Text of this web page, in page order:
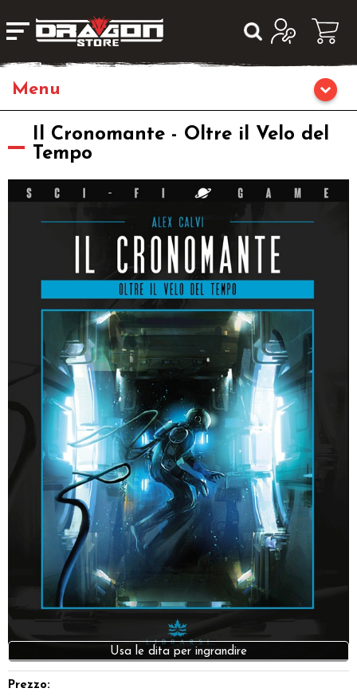
Giochi da Tavolo
Giochi di Carte Collezionabili
Accessori
Giocattoli e Gadget
Offerte del Dragone
Il Cronomante - Oltre il Velo del
Tempo
Usa le dita per ingrandire
Prezzo: